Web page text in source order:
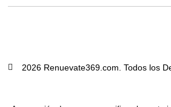
2026 Renuevate369.com. Todos los